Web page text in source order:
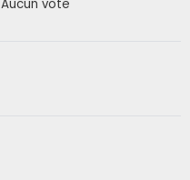
Aucun vote